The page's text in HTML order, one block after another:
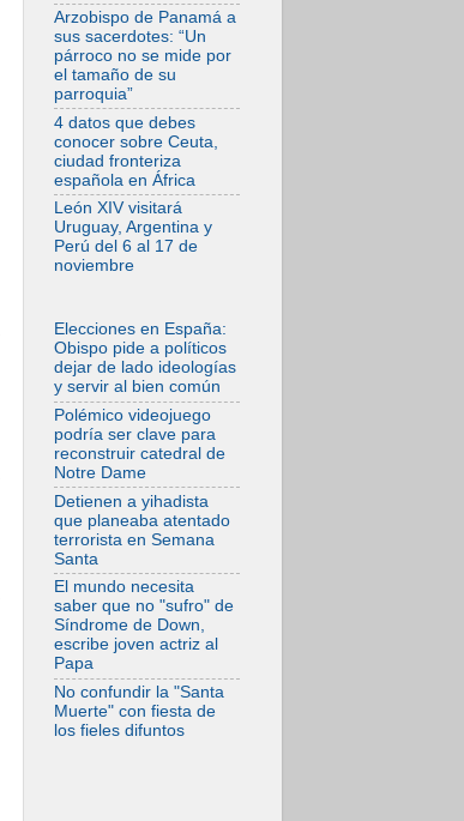
06.08.2026
Fray Marco Vianelli:
Aprender el
Evangelio de la Paz
en la Escuela de
San Francisco
06.08.2026
La visita del Papa
León XIV a Asís en
un minuto
06.08.2026
El agradecimiento
de los jóvenes al
Papa: «Hoy nos
06.08.2026
Líbano: Reanudan
los coloquios en
Roma en medio de
tensiones y ataques
en el sur del país
06.08.2026
Hiroshima y
Nagasaki, 81 años
después.
Comienzan "Diez
Días Oración por la
Paz"
Arzobispo de Panamá a
sus sacerdotes: “Un
párroco no se mide por
el tamaño de su
parroquia”
4 datos que debes
conocer sobre Ceuta,
ciudad fronteriza
española en África
León XIV visitará
Uruguay, Argentina y
Perú del 6 al 17 de
noviembre
Elecciones en España:
Obispo pide a políticos
dejar de lado ideologías
y servir al bien común
Polémico videojuego
podría ser clave para
reconstruir catedral de
Notre Dame
Detienen a yihadista
que planeaba atentado
terrorista en Semana
Santa
El mundo necesita
saber que no "sufro" de
Síndrome de Down,
escribe joven actriz al
Papa
No confundir la "Santa
Muerte" con fiesta de
los fieles difuntos